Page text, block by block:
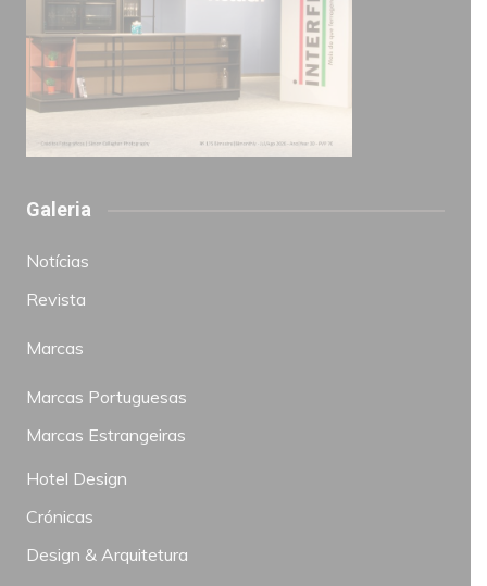
Galeria
Notícias
Revista
Marcas
Marcas Portuguesas
Marcas Estrangeiras
Hotel Design
Crónicas
Design & Arquitetura